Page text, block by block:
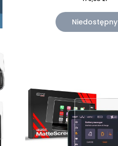
Niedostępny